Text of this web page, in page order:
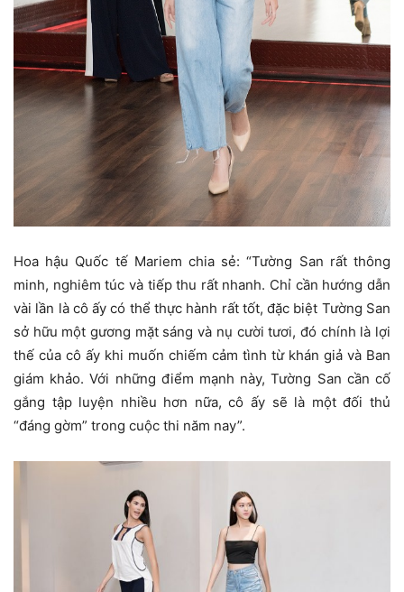
Hoa hậu Quốc tế Mariem chia sẻ: “Tường San rất thông
minh, nghiêm túc và tiếp thu rất nhanh. Chỉ cần hướng dẫn
vài lần là cô ấy có thể thực hành rất tốt, đặc biệt Tường San
sở hữu một gương mặt sáng và nụ cười tươi, đó chính là lợi
thế của cô ấy khi muốn chiếm cảm tình từ khán giả và Ban
giám khảo. Với những điểm mạnh này, Tường San cần cố
gắng tập luyện nhiều hơn nữa, cô ấy sẽ là một đối thủ
“đáng gờm” trong cuộc thi năm nay”.